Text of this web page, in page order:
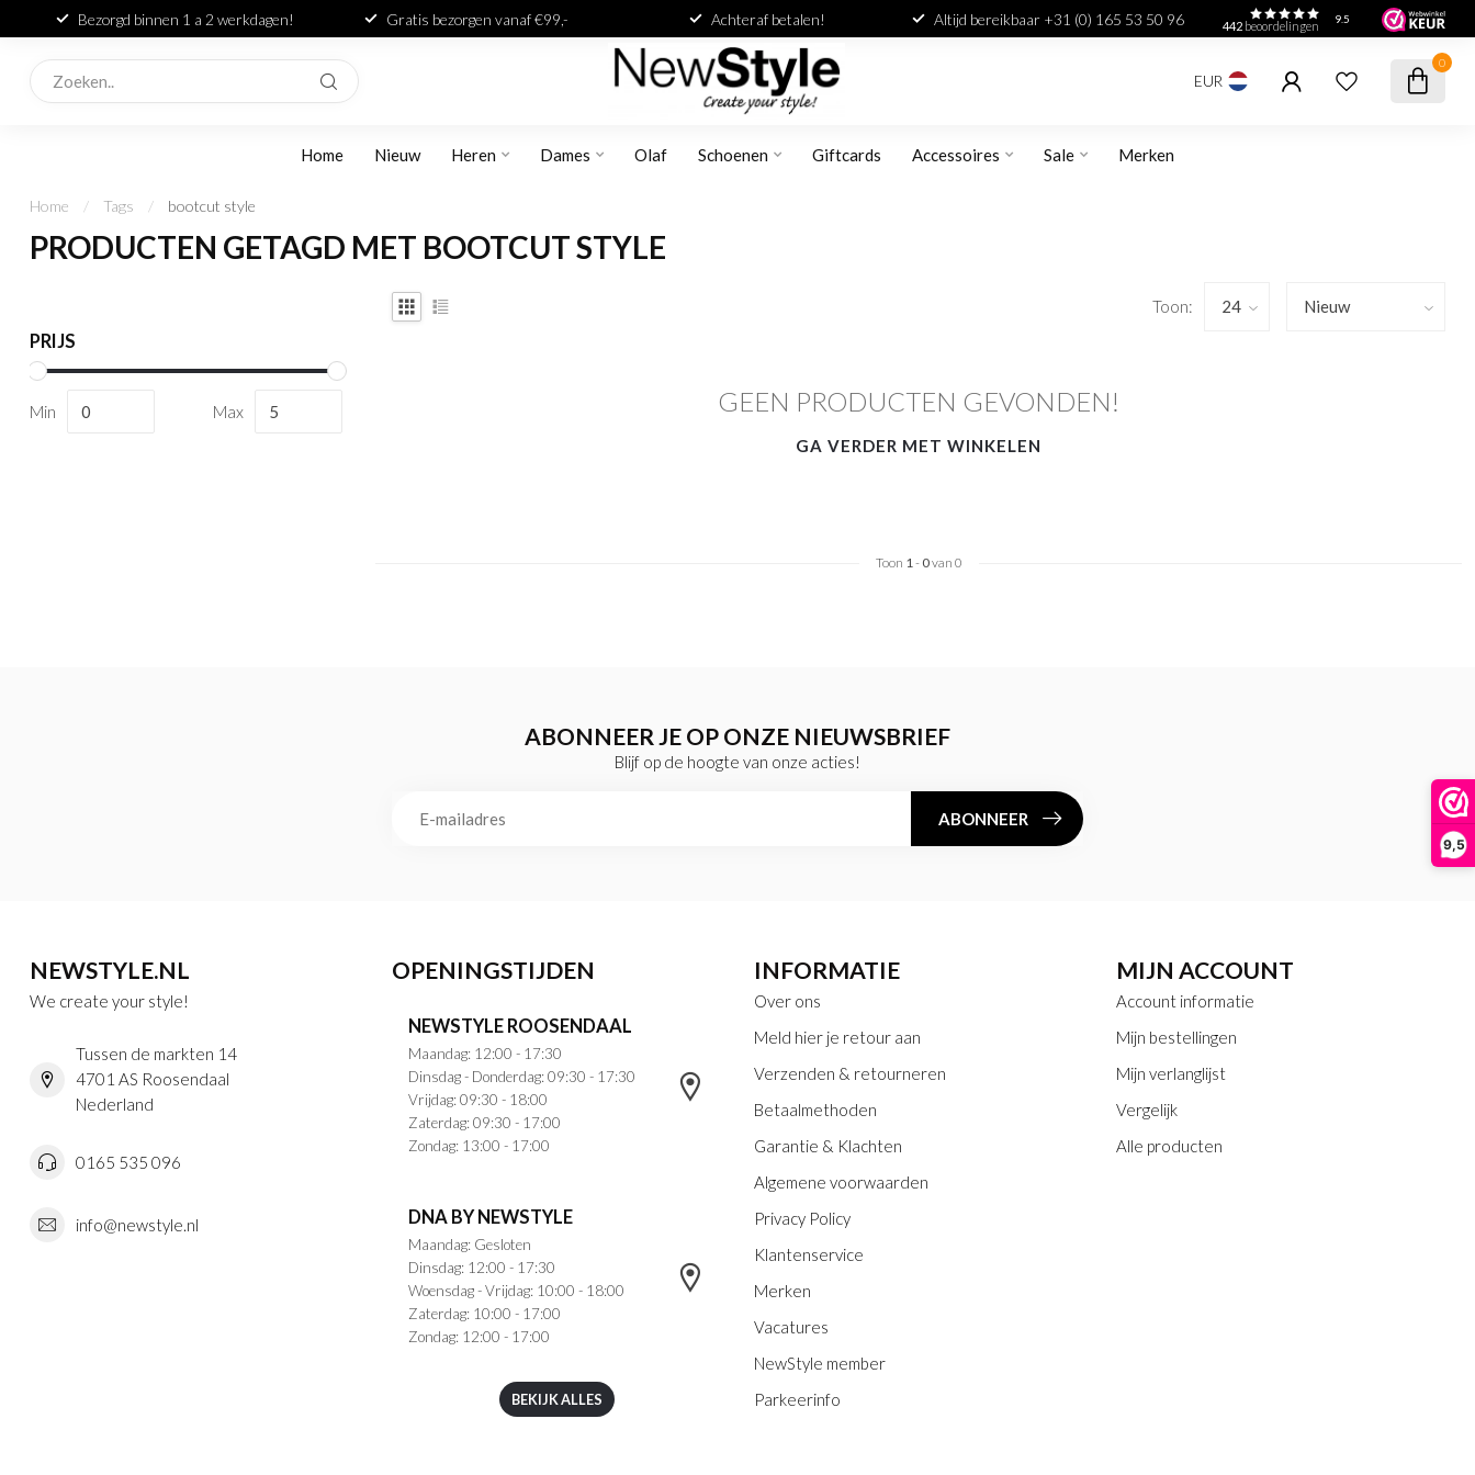
9,5
Bezorgd binnen 1 a 2 werkdagen! Gratis bezorgen vanaf €99,- Achteraf betalen! Altijd bereikbaar +31 (0) 165 53 50 96 442beoordelingen
9.5
EUR
0
Home Nieuw Heren Dames Olaf Schoenen Giftcards Accessoires Sale Merken
Home / Tags / bootcut style
PRODUCTEN GETAGD MET BOOTCUT STYLE
PRIJS
Min Max
Toon:
GEEN PRODUCTEN GEVONDEN!
GA VERDER MET WINKELEN
Toon 1- 0van 0
ABONNEER JE OP ONZE NIEUWSBRIEF
Blijf op de hoogte van onze acties!
ABONNEER
NEWSTYLE.NL
We create your style!
Tussen de markten 14
4701 AS Roosendaal
Nederland
0165 535 096
info@newstyle.nl
OPENINGSTIJDEN
NEWSTYLE ROOSENDAAL
Maandag: 12:00 - 17:30
Dinsdag - Donderdag: 09:30 - 17:30
Vrijdag: 09:30 - 18:00
Zaterdag: 09:30 - 17:00
Zondag: 13:00 - 17:00
DNA BY NEWSTYLE
Maandag: Gesloten
Dinsdag: 12:00 - 17:30
Woensdag - Vrijdag: 10:00 - 18:00
Zaterdag: 10:00 - 17:00
Zondag: 12:00 - 17:00
BEKIJK ALLES
INFORMATIE
Over ons
Meld hier je retour aan
Verzenden & retourneren
Betaalmethoden
Garantie & Klachten
Algemene voorwaarden
Privacy Policy
Klantenservice
Merken
Vacatures
NewStyle member
Parkeerinfo
MIJN ACCOUNT
Account informatie
Mijn bestellingen
Mijn verlanglijst
Vergelijk
Alle producten